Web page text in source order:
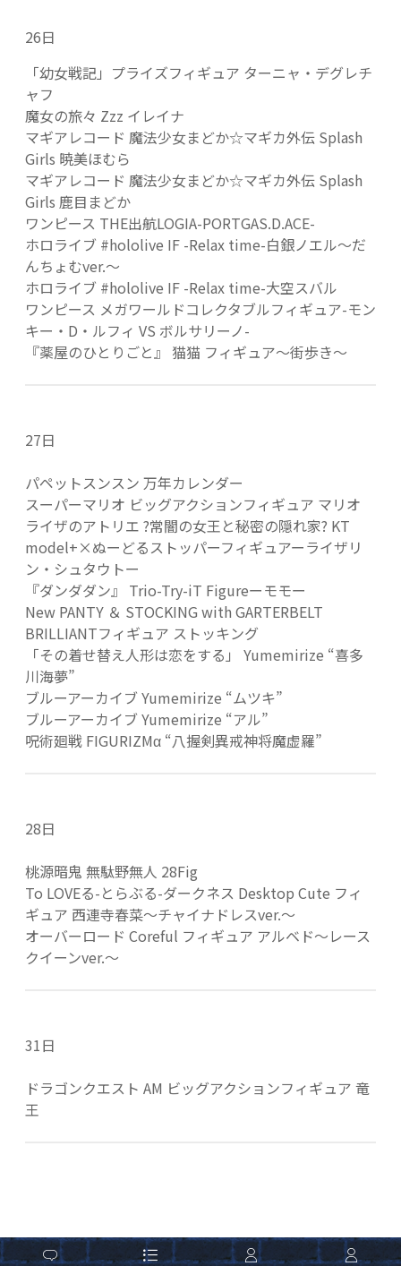
26日
「幼女戦記」プライズフィギュア ターニャ・デグレチ
ャフ
魔女の旅々 Zzz イレイナ
マギアレコード 魔法少女まどか☆マギカ外伝 Splash
Girls 暁美ほむら
マギアレコード 魔法少女まどか☆マギカ外伝 Splash
Girls 鹿目まどか
ワンピース THE出航LOGIA-PORTGAS.D.ACE-
ホロライブ #hololive IF -Relax time-白銀ノエル～だ
んちょむver.～
ホロライブ #hololive IF -Relax time-大空スバル
ワンピース メガワールドコレクタブルフィギュア-モン
キー・D・ルフィ VS ボルサリーノ-
『薬屋のひとりごと』 猫猫 フィギュア～街歩き～
27日
パペットスンスン 万年カレンダー
スーパーマリオ ビッグアクションフィギュア マリオ
ライザのアトリエ ?常闇の女王と秘密の隠れ家? KT
model+×ぬーどるストッパーフィギュアーライザリ
ン・シュタウトー
『ダンダダン』 Trio-Try-iT Figureーモモー
New PANTY ＆ STOCKING with GARTERBELT
BRILLIANTフィギュア ストッキング
「その着せ替え人形は恋をする」 Yumemirize “喜多
川海夢”
ブルーアーカイブ Yumemirize “ムツキ”
ブルーアーカイブ Yumemirize “アル”
呪術廻戦 FIGURIZMα “八握剣異戒神将魔虚羅”
28日
桃源暗鬼 無駄野無人 28Fig
To LOVEる-とらぶる-ダークネス Desktop Cute フィ
ギュア 西連寺春菜～チャイナドレスver.～
オーバーロード Coreful フィギュア アルベド～レース
クイーンver.～
31日
ドラゴンクエスト AM ビッグアクションフィギュア 竜
王